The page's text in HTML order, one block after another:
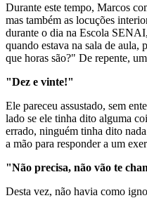
Durante este tempo, Marcos
mas também as locuções
durante o dia na Escola
quando estava na sala de aula,
que horas são?" De repente,
"Dez e vinte!"
Ele pareceu assustado, sem
lado se ele tinha dito alguma
errado, ninguém tinha dito
a mão para responder a um
"Não precisa, não vão te
Desta vez, não havia como